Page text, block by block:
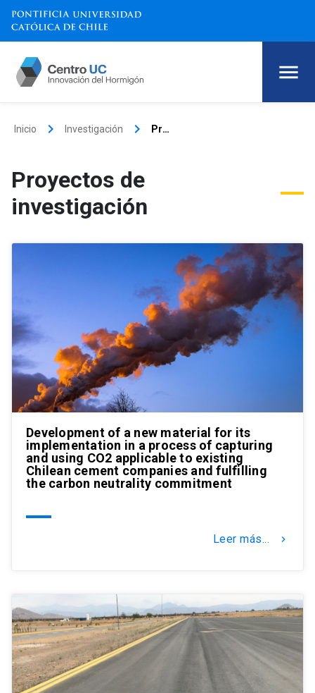
Inicio keyboard_arrow_right Investigación keyboard_arrow_right Proyectos de investigación
Proyectos de
investigación
Development of a new material for its
implementation in a process of capturing
and using CO2 applicable to existing
Chilean cement companies and fulfilling
the carbon neutrality commitment
Leer más... keyboard_arrow_right